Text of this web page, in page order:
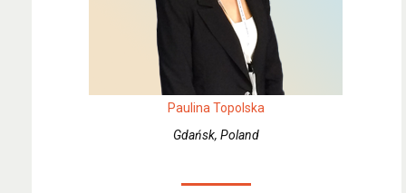
Paulina Topolska
Gdańsk, Poland